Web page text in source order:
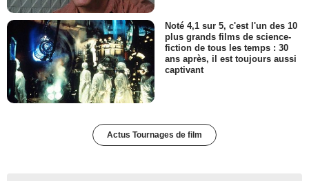
Noté 4,1 sur 5, c'est l'un des 10
plus grands films de science-
fiction de tous les temps : 30
ans après, il est toujours aussi
captivant
Actus Tournages de film